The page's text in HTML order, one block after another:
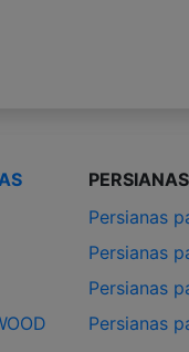
Persianas
Persianas
Persianas
Persianas